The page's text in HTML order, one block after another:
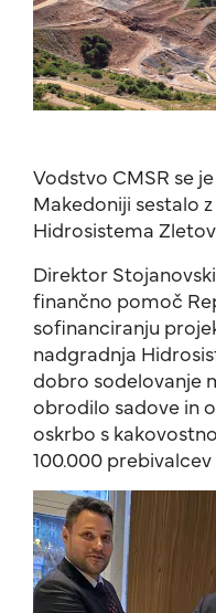
Vodstvo CMSR se
Makedoniji sestalo
Hidrosistema
Direktor
finančno pomoč
sofinanciranju
nadgradnja
dobro sodelovanje
obrodilo sadove in
oskrbo s
100.000